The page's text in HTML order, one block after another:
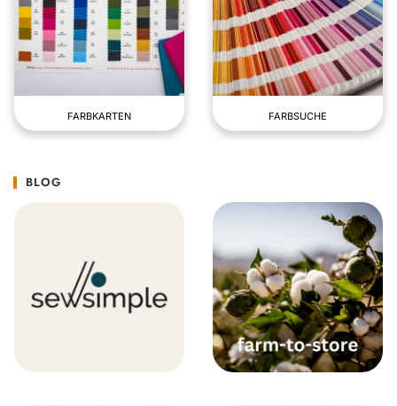
FARBKARTEN FARBSUCHE
BLOG